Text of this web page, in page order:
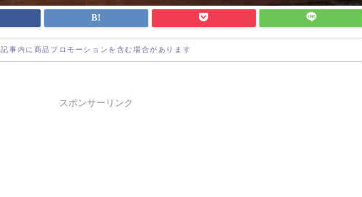
記事内に商品プロモーションを含む場合があります
スポンサーリンク